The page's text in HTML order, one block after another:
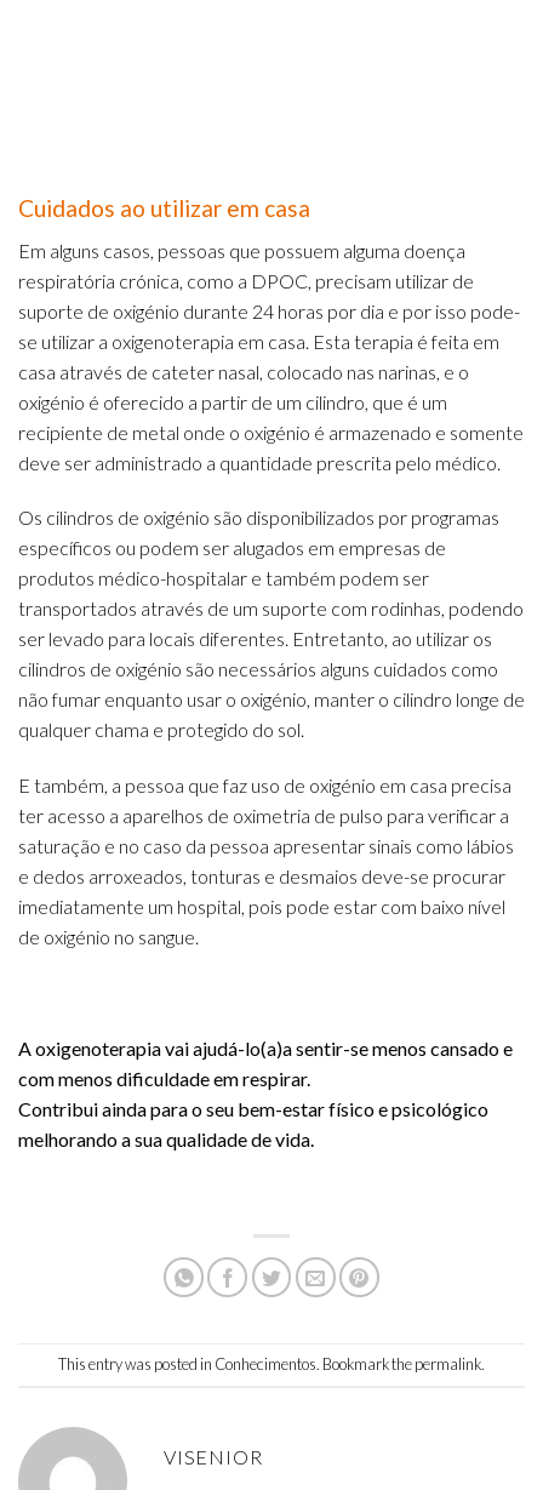
Cuidados ao utilizar em casa
Em alguns casos, pessoas que possuem alguma doença
respiratória crónica, como a DPOC, precisam utilizar de
suporte de oxigénio durante 24 horas por dia e por isso pode-
se utilizar a oxigenoterapia em casa. Esta terapia é feita em
casa através de cateter nasal, colocado nas narinas, e o
oxigénio é oferecido a partir de um cilindro, que é um
recipiente de metal onde o oxigénio é armazenado e somente
deve ser administrado a quantidade prescrita pelo médico.
Os cilindros de oxigénio são disponibilizados por programas
específicos ou podem ser alugados em empresas de
produtos médico-hospitalar e também podem ser
transportados através de um suporte com rodinhas, podendo
ser levado para locais diferentes. Entretanto, ao utilizar os
cilindros de oxigénio são necessários alguns cuidados como
não fumar enquanto usar o oxigénio, manter o cilindro longe de
qualquer chama e protegido do sol.
E também, a pessoa que faz uso de oxigénio em casa precisa
ter acesso a aparelhos de oximetria de pulso para verificar a
saturação e no caso da pessoa apresentar sinais como lábios
e dedos arroxeados, tonturas e desmaios deve-se procurar
imediatamente um hospital, pois pode estar com baixo nível
de oxigénio no sangue.
A oxigenoterapia vai ajudá-lo(a)a sentir-se menos cansado e
com menos dificuldade em respirar.
Contribui ainda para o seu bem-estar físico e psicológico
melhorando a sua qualidade de vida.
This entry was posted in Conhecimentos. Bookmark thepermalink.
VISENIOR